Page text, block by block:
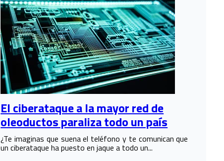
El ciberataque a la mayor red de
oleoductos paraliza todo un país
¿Te imaginas que suena el teléfono y te comunican que
un ciberataque ha puesto en jaque a todo un...